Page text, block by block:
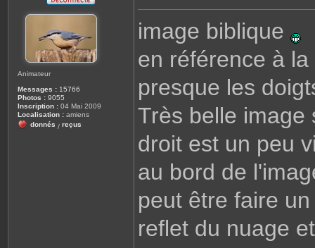
Animateur
Messages : 15766
Photos : 9055
Inscription : 04 Mai 2009
Localisation : amiens
donnés / reçus
e
g
e
image biblique
en référence à
presque les
Très belle image
droit est un peu
au bord de
peut être faire
reflet du nuage